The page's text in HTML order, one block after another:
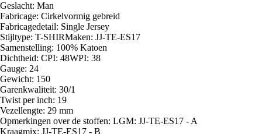
Geslacht: Man
Fabricage: Cirkelvormig gebreid
Fabricagedetail: Single Jersey
Stijltype: T-SHIRMaken: JJ-TE-ES17
Samenstelling: 100% Katoen
Dichtheid: CPI: 48WPI: 38
Gauge: 24
Gewicht: 150
Garenkwaliteit: 30/1
Twist per inch: 19
Vezellengte: 29 mm
Opmerkingen over de stoffen: LGM: JJ-TE-ES17 - A
Kraagmix: JJ-TE-ES17 - B